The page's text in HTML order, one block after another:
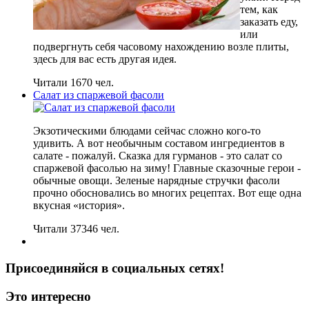
тем, как
заказать еду,
или
подвергнуть себя часовому нахождению возле плиты,
здесь для вас есть другая идея.
Читали 1670 чел.
Салат из спаржевой фасоли
Экзотическими блюдами сейчас сложно кого-то
удивить. А вот необычным составом ингредиентов в
салате - пожалуй. Сказка для гурманов - это салат со
спаржевой фасолью на зиму! Главные сказочные герои -
обычные овощи. Зеленые нарядные стручки фасоли
прочно обосновались во многих рецептах. Вот еще одна
вкусная «история».
Читали 37346 чел.
Присоединяйся в социальных сетях!
Это интересно